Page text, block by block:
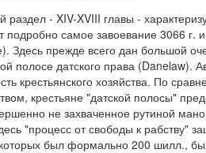
раздел - XIV-XVIII главы -
подробно самое завоевание 3066 г.
Здесь прежде всего дан большой
полосе датского права (Danelaw).
крестьянского хозяйства. По
крестьяне "датской полосы"
не захваченное рутиной
"процесс от свободы к рабству"
был формально 200 шилл.,